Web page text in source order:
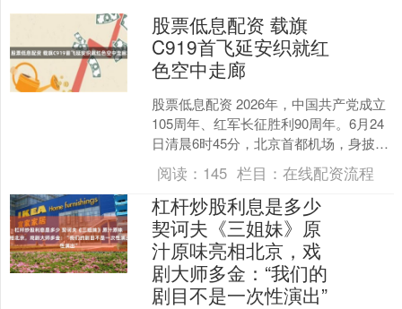
股票低息配资 载旗
C919首飞延安织就红
色空中走廊
股票低息配资 2026年，中国共产党成立
105周年、红军长征胜利90周年。6月24
日清晨6时45分，北京首都机场，身披五
星红旗涂装的国产大飞机C919缓缓滑出
跑....
阅读： 145 栏目： 在线配资流程
杠杆炒股利息是多少
契诃夫《三姐妹》原
汁原味亮相北京，戏
剧大师多金：“我们的
剧目不是一次性演出”